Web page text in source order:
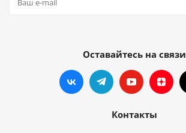
Оставайтесь на связи
Контакты